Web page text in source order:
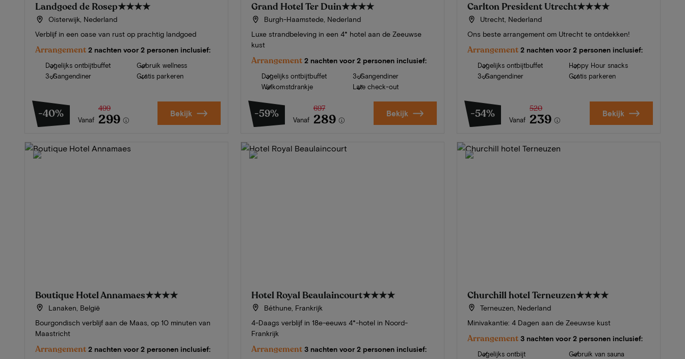
Landgoed de Rosep★★★★
Oisterwijk, Nederland
Verblijf in een oase van rust op prachtig landgoed
Arrangement 2 nachten voor 2 personen inclusief:
Dagelijks ontbijtbuffet
3-Gangendiner
Gebruik wellness
Gratis parkeren
-40% Vanaf
499
299 Bekijk
Grand Hotel Ter Duin★★★★
Burgh-Haamstede, Nederland
Luxe strandbeleving in een 4* hotel aan de Zeeuwse
kust
Arrangement 2 nachten voor 2 personen inclusief:
Dagelijks ontbijtbuffet
Welkomstdrankje
3-Gangendiner
Late check-out
-59% Vanaf
697
289 Bekijk
Carlton President Utrecht★★★★
Utrecht, Nederland
Ons beste arrangement om Utrecht te ontdekken!
Arrangement 2 nachten voor 2 personen inclusief:
Dagelijks ontbijtbuffet
3-Gangendiner
Happy Hour snacks
Gratis parkeren
-54% Vanaf
520
239 Bekijk
Boutique Hotel Annamaes★★★★
Lanaken, België
Bourgondisch verblijf aan de Maas, op 10 minuten van
Maastricht
Arrangement 2 nachten voor 2 personen inclusief:
Hotel Royal Beaulaincourt★★★★
Béthune, Frankrijk
4-Daags verblijf in 18e-eeuws 4*-hotel in Noord-
Frankrijk
Arrangement 3 nachten voor 2 personen inclusief:
Churchill hotel Terneuzen★★★★
Terneuzen, Nederland
Minivakantie: 4 Dagen aan de Zeeuwse kust
Arrangement 3 nachten voor 2 personen inclusief:
Dagelijks ontbijt
Gebruik van sauna